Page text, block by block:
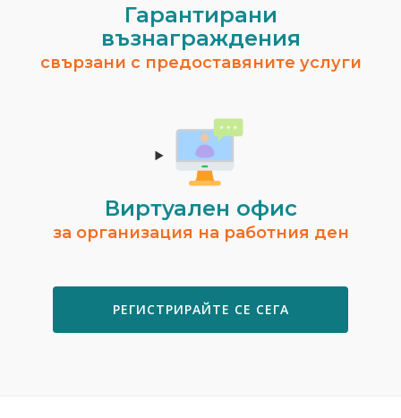
Гарантирани
възнаграждения
свързани с предоставяните услуги
Виртуален офис
за организация на работния ден
РЕГИСТРИРАЙТЕ СЕ СЕГА